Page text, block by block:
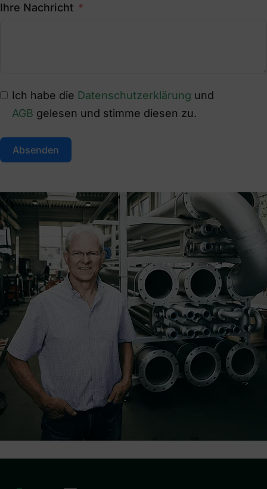
Ihre Nachricht
Ich habe die Datenschutzerklärung und
AGB gelesen und stimme diesen zu.
Absenden